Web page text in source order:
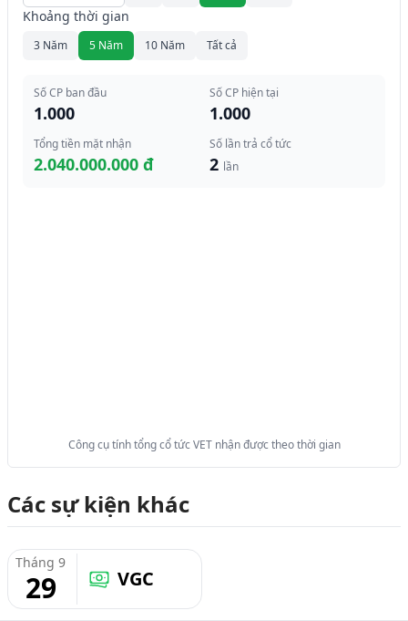
Khoảng thời gian
3 Năm 5 Năm 10 Năm Tất cả
Số CP ban đầu
1.000
Số CP hiện tại
1.000
Tổng tiền mặt nhận
2.040.000.000 đ
Số lần trả cổ tức
2 lần
Công cụ tính tổng cổ tức VET nhận được theo thời gian
Các sự kiện khác
Tháng 9
29 VGC